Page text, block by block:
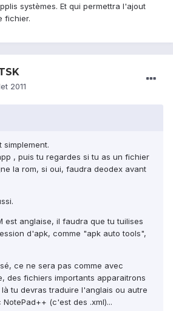
systèmes. Et qui permettra l'ajout
fichier.
2011
simplement.
, puis tu regardes si tu as un fichier
la rom, si oui, faudra deodex avant
est anglaise, il faudra que tu tuilises
d'apk, comme "apk auto tools",
ce ne sera pas comme avec
des fichiers importants apparaitrons
tu devras traduire l'anglais ou autre
(c'est des .xml)...